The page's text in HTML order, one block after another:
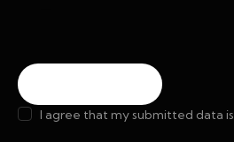
I agree that my submitted data is